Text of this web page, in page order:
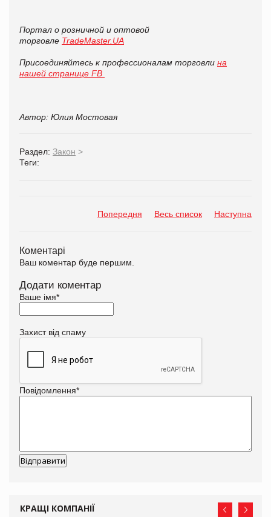
Портал о розничной и оптовой
торговле TradeMaster.UA
Присоединяйтесь к профессионалам торговли на
нашей странице FB
Автор: Юлия Мостовая
Раздел: Закон >
Теги:
Попередня Весь список Наступна
Коментарі
Ваш коментар буде першим.
Додати коментар
Ваше імя*
Захист від спаму
Повідомлення*
КРАЩІ КОМПАНІЇ